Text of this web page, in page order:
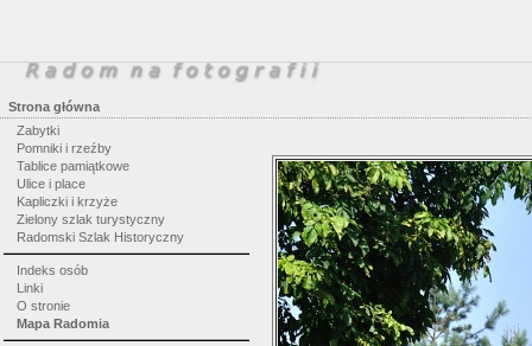
Strona główna
Zabytki
Pomniki i rzeźby
Tablice pamiątkowe
Ulice i place
Kapliczki i krzyże
Zielony szlak turystyczny
Radomski Szlak Historyczny
Indeks osób
Linki
O stronie
Mapa Radomia